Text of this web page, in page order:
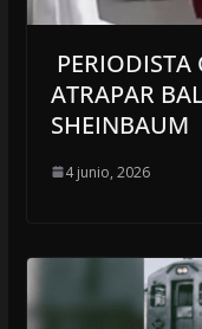
PERIODISTA
ATRAPAR
SHEINBAUM
4 junio, 2026